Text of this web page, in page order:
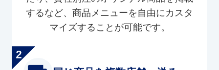
するなど、商品メニューを自由にカスタ
マイズすることが可能です。